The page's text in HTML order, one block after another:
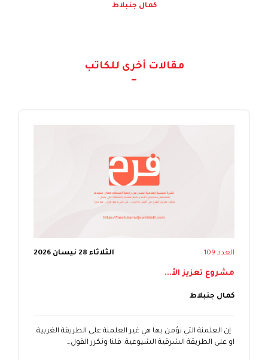
كمال جنبلاط
مقالات أخرى للكاتب
العدد 109 الثلاثاء 28 نيسان 2026
مشروع تعزيز الأ...
كمال جنبلاط
إن العلمنة التي نؤمن بها هي غير العلمنة على الطريقة الغربية
او على الطريقة الشرقية الشيوعية. قلنا ونكرر القول…